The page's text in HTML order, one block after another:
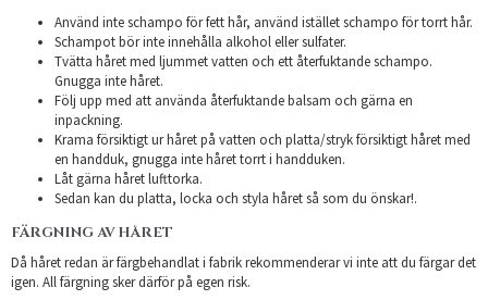
Använd inte schampo för fett hår, använd istället schampo för torrt hår.
Schampot bör inte innehålla alkohol eller sulfater.
Tvätta håret med ljummet vatten och ett återfuktande schampo.
Gnugga inte håret.
Följ upp med att använda återfuktande balsam och gärna en
inpackning.
Krama försiktigt ur håret på vatten och platta/stryk försiktigt håret med
en handduk, gnugga inte håret torrt i handduken.
Låt gärna håret lufttorka.
Sedan kan du platta, locka och styla håret så som du önskar!.
FÄRGNING AV HÅRET
Då håret redan är färgbehandlat i fabrik rekommenderar vi inte att du färgar det
igen. All färgning sker därför på egen risk.